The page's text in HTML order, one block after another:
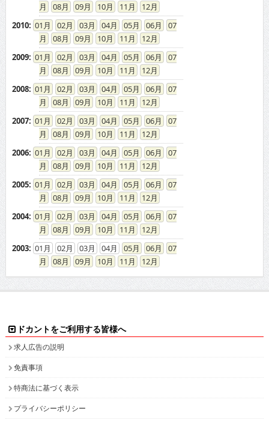
08
09 10 11
12
2010: 01 02 03 04 05 06
07
08
09 10 11
12
2009: 01 02 03 04 05 06
07
08
09 10 11
12
2008: 01 02 03 04 05 06
07
08
09 10 11
12
2007: 01 02 03 04 05 06
07
08
09 10 11
12
2006: 01 02 03 04 05 06
07
08
09 10 11
12
2005: 01 02 03 04 05 06
07
08
09 10 11
12
2004: 01 02 03 04 05 06
07
08
09 10 11
12
2003: 01 02 03 04 05 06
07
08
09 10 11 12
ドカントをご利用する皆様へ
求人広告の説明
免責事項
特商法に基づく表示
プライバシーポリシー